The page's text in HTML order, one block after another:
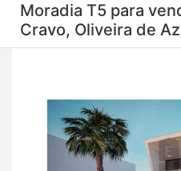
Moradia T5 para
Cravo, Oliveira de